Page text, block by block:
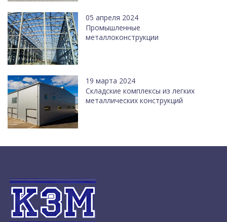
05 апреля 2024
Промышленные
металлоконструкции
19 марта 2024
Cкладские комплексы из легких
металлических конструкций